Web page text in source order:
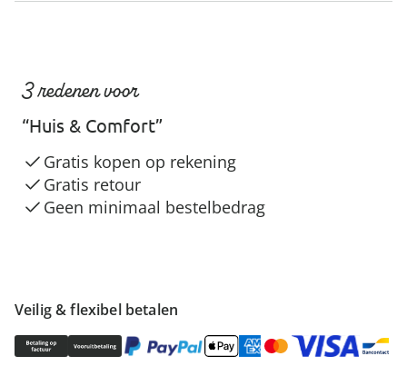
Veilig & flexibel betalen
3 redenen voor
“Huis & Comfort”
Gratis kopen op rekening
Gratis retour
Geen minimaal bestelbedrag